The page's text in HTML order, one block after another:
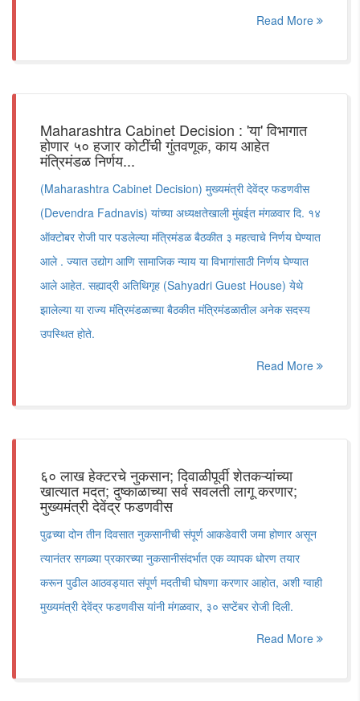
Read More
Maharashtra Cabinet Decision : 'या' विभागात
होणार ५० हजार कोटींची गुंतवणूक, काय आहेत
मंत्रिमंडळ निर्णय...
(Maharashtra Cabinet Decision) मुख्यमंत्री देवेंद्र फडणवीस
(Devendra Fadnavis) यांच्या अध्यक्षतेखाली मुंबईत मंगळवार दि. १४
ऑक्टोबर रोजी पार पडलेल्या मंत्रिमंडळ बैठकीत ३ महत्वाचे निर्णय घेण्यात
आले . ज्यात उद्योग आणि सामाजिक न्याय या विभागांसाठी निर्णय घेण्यात
आले आहेत. सह्याद्री अतिथिगृह (Sahyadri Guest House) येथे
झालेल्या या राज्य मंत्रिमंडळाच्या बैठकीत मंत्रिमंडळातील अनेक सदस्य
उपस्थित होते.
Read More
६० लाख हेक्टरचे नुकसान; दिवाळीपूर्वी शेतकऱ्यांच्या
खात्यात मदत; दुष्काळाच्या सर्व सवलती लागू करणार;
मुख्यमंत्री देवेंद्र फडणवीस
पुढच्या दोन तीन दिवसात नुकसानीची संपूर्ण आकडेवारी जमा होणार असून
त्यानंतर सगळ्या प्रकारच्या नुकसानीसंदर्भात एक व्यापक धोरण तयार
करून पुढील आठवड्यात संपूर्ण मदतीची घोषणा करणार आहोत, अशी ग्वाही
मुख्यमंत्री देवेंद्र फडणवीस यांनी मंगळवार, ३० सप्टेंबर रोजी दिली.
Read More